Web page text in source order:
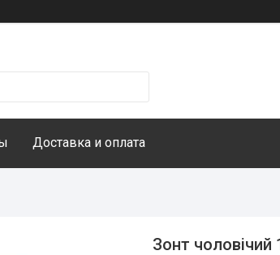
Доставка и оплата
Зонт чоловічий